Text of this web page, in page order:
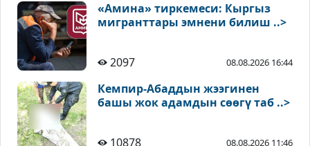
«Амина» тиркемеси: Кыргыз
мигранттары эмнени билиш ..>
2097 08.08.2026 16:44
Кемпир-Абаддын жээгинен
башы жок адамдын сөөгү таб ..>
10878 08.08.2026 11:46